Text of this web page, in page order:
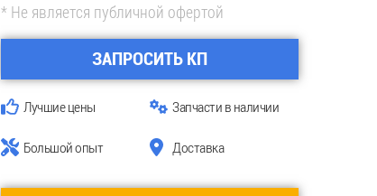
* Не является публичной офертой
ЗАПРОСИТЬ КП
Лучшие цены Запчасти в наличии
Большой опыт Доставка